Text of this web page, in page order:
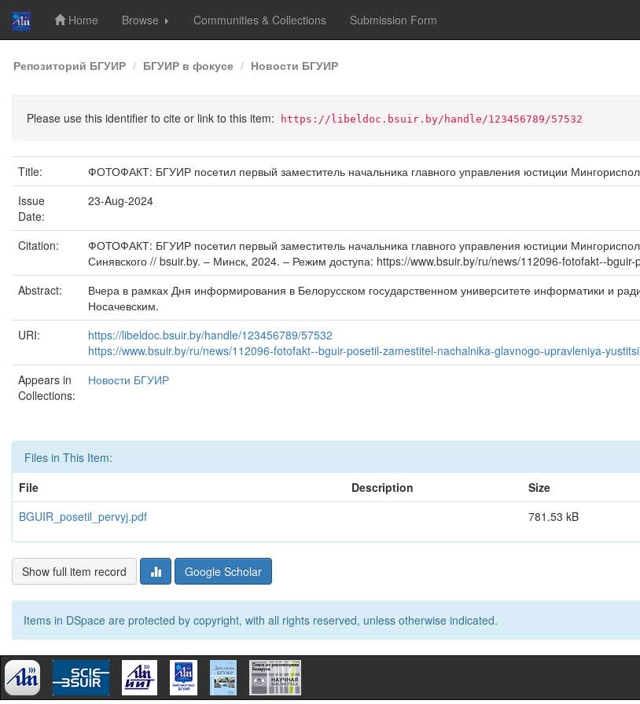
Skip
navigation
Home Browse Communities & Collections Submission Form
Репозиторий БГУИР БГУИР в фокусе Новости БГУИР
Please use this identifier to cite or link to this item: https://libeldoc.bsuir.by/handle/123456789/57532
Title:
ФОТОФАКТ: БГУИР посетил первый заместитель начальника главного управления юстиции
Issue
Date:
23-Aug-2024
Citation:
ФОТОФАКТ: БГУИР посетил первый заместитель начальника главного управления юстиции
Синявского // bsuir.by. – Минск, 2024. – Режим доступа: https://www.bsuir.by/ru/news/112096-fotofakt--
Abstract:
Вчера в рамках Дня информирования в Белорусском государственном университете информатики и
Носачевским.
URI:
https://libeldoc.bsuir.by/handle/123456789/57532
https://www.bsuir.by/ru/news/112096-fotofakt--bguir-posetil-zamestitel-nachalnika-glavnogo-upravleniya-
Appears in
Collections:
Новости БГУИР
Files in This Item:
File
Description Size
BGUIR_posetil_pervyj.pdf
781.53 kB
Show full item record Google Scholar
Items in DSpace are protected by copyright, with all rights reserved, unless otherwise indicated.